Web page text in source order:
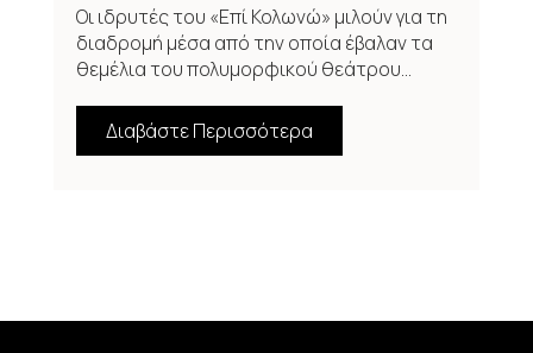
Οι ιδρυτές του «Επί Κολωνώ» μιλούν για τη
διαδρομή μέσα από την οποία έβαλαν τα
θεμέλια του πολυμορφικού θεάτρου...
Διαβάστε Περισσότερα